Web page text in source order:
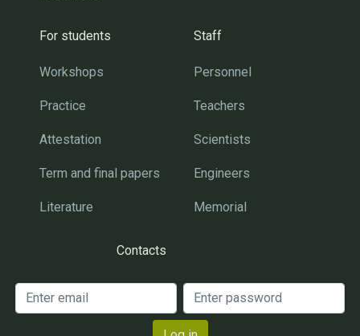
For students
Workshops
Practice
Attestation
Term and final papers
Literature
Staff
Personnel
Teachers
Scientists
Engineers
Memorial
Contacts